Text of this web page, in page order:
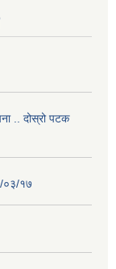
.. दोस्रो पटक
०३/१७